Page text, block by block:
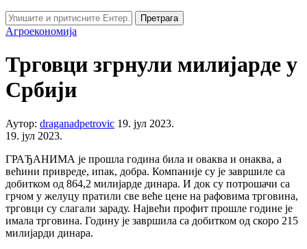
Претрага
Агроекономија
Трговци згрнули милијарде у
Србији
Аутор: draganadpetrovic 19. јул 2023.
19. јул 2023.
ГРАЂАНИМА је прошла година била и оваква и онаква, а
већини привреде, ипак, добра. Компаније су је завршиле са
добитком од 864,2 милијарде динара. И док су потрошачи са
грчом у желуцу пратили све веће цене на рафовима трговина,
трговци су слагали зараду. Највећи профит прошле године је
имала трговина. Годину је завршила са добитком од скоро 215
милијарди динара.